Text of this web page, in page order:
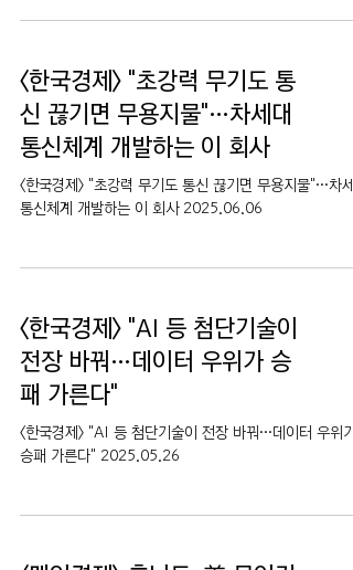
<한국경제> "초강력 무기도 통
신 끊기면 무용지물"…차세대
통신체계 개발하는 이 회사
<한국경제> "초강력 무기도 통신 끊기면 무용지물"…차세
통신체계 개발하는 이 회사 2025.06.06
<한국경제> "AI 등 첨단기술이
전장 바꿔…데이터 우위가 승
패 가른다"
<한국경제> "AI 등 첨단기술이 전장 바꿔…데이터 우위가
승패 가른다" 2025.05.26